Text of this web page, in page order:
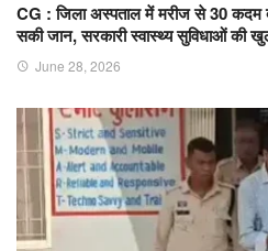
CG : जिला अस्पताल में मरीज से 30 कदम
सकी जान, सरकारी स्वास्थ्य सुविधाओं की
June 28, 2026